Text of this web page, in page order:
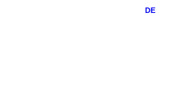
DE